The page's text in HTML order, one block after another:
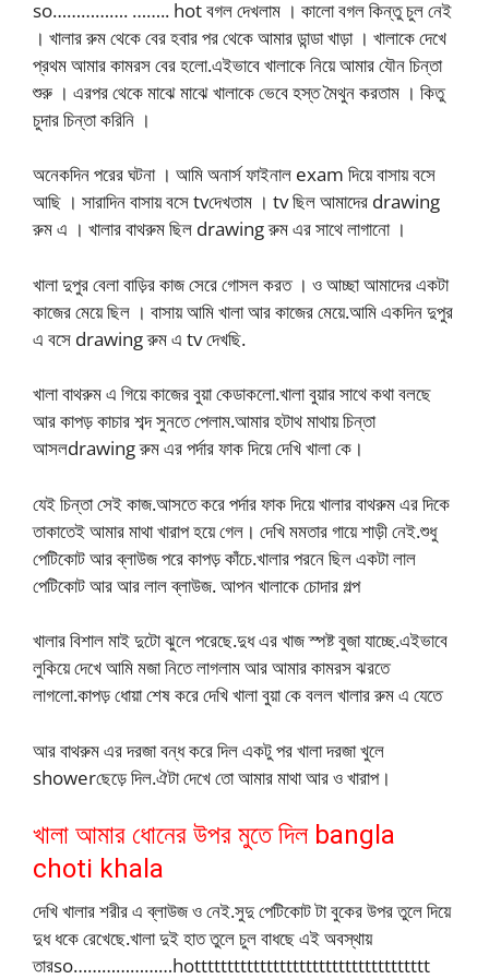
so……………. …….. hot বগল দেখলাম । কালো বগল কিন্তু চুল নেই
। খালার রুম থেকে বের হবার পর থেকে আমার ডান্ডা খাড়া । খালাকে দেখে
প্রথম আমার কামরস বের হলো.এইভাবে খালাকে নিয়ে আমার যৌন চিন্তা
শুরু । এরপর থেকে মাঝে মাঝে খালাকে ভেবে হস্ত মৈথুন করতাম । কিতু
চুদার চিন্তা করিনি ।
অনেকদিন পরের ঘটনা । আমি অনার্স ফাইনাল exam দিয়ে বাসায় বসে
আছি । সারাদিন বাসায় বসে tvদেখতাম । tv ছিল আমাদের drawing
রুম এ । খালার বাথরুম ছিল drawing রুম এর সাথে লাগানো ।
খালা দুপুর বেলা বাড়ির কাজ সেরে গোসল করত । ও আচ্ছা আমাদের একটা
কাজের মেয়ে ছিল । বাসায় আমি খালা আর কাজের মেয়ে.আমি একদিন দুপুর
এ বসে drawing রুম এ tv দেখছি.
খালা বাথরুম এ গিয়ে কাজের বুয়া কেডাকলো.খালা বুয়ার সাথে কথা বলছে
আর কাপড় কাচার শব্দ সুনতে পেলাম.আমার হটাথ মাথায় চিন্তা
আসলdrawing রুম এর পর্দার ফাক দিয়ে দেখি খালা কে।
যেই চিন্তা সেই কাজ.আসতে করে পর্দার ফাক দিয়ে খালার বাথরুম এর দিকে
তাকাতেই আমার মাথা খারাপ হয়ে গেল। দেখি মমতার গায়ে শাড়ী নেই.শুধু
পেটিকোট আর ব্লাউজ পরে কাপড় কাঁচে.খালার পরনে ছিল একটা লাল
পেটিকোট আর আর লাল ব্লাউজ. আপন খালাকে চোদার গল্প
খালার বিশাল মাই দুটো ঝুলে পরেছে.দুধ এর খাজ স্পষ্ট বুজা যাচ্ছে.এইভাবে
লুকিয়ে দেখে আমি মজা নিতে লাগলাম আর আমার কামরস ঝরতে
লাগলো.কাপড় ধোয়া শেষ করে দেখি খালা বুয়া কে বলল খালার রুম এ যেতে
আর বাথরুম এর দরজা বন্ধ করে দিল একটু পর খালা দরজা খুলে
showerছেড়ে দিল.ঐটা দেখে তো আমার মাথা আর ও খারাপ।
খালা আমার ধোনের উপর মুতে দিল bangla
choti khala
দেখি খালার শরীর এ ব্লাউজ ও নেই.সুদু পেটিকোট টা বুকের উপর তুলে দিয়ে
দুধ ধকে রেখেছে.খালা দুই হাত তুলে চুল বাধছে এই অবস্থায়
তারso…………………hotttttttttttttttttttttttttttttttttttt